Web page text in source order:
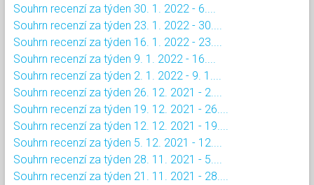
Souhrn recenzí za týden 30. 1. 2022 - 6....
Souhrn recenzí za týden 23. 1. 2022 - 30....
Souhrn recenzí za týden 16. 1. 2022 - 23....
Souhrn recenzí za týden 9. 1. 2022 - 16....
Souhrn recenzí za týden 2. 1. 2022 - 9. 1....
Souhrn recenzí za týden 26. 12. 2021 - 2....
Souhrn recenzí za týden 19. 12. 2021 - 26....
Souhrn recenzí za týden 12. 12. 2021 - 19....
Souhrn recenzí za týden 5. 12. 2021 - 12....
Souhrn recenzí za týden 28. 11. 2021 - 5....
Souhrn recenzí za týden 21. 11. 2021 - 28....